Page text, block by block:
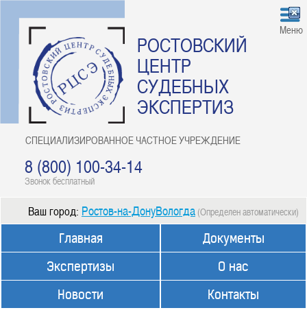
РОСТОВСКИЙ
ЦЕНТР
СУДЕБНЫХ
ЭКСПЕРТИЗ
СПЕЦИАЛИЗИРОВАННОЕ ЧАСТНОЕ УЧРЕЖДЕНИЕ
8 (800) 100-34-14
Звонок бесплатный
Меню
Ваш город: Ростов-на-ДонуВологда (Определен автоматически)
Главная
Экспертизы
Новости
Документы
О нас
Контакты